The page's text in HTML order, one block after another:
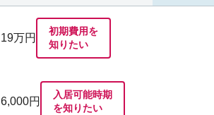
19万円
初期費用を
知りたい
6,000円
入居可能時期
を知りたい